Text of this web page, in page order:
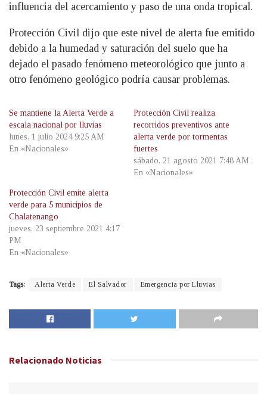
influencia del acercamiento y paso de una onda tropical.
Protección Civil dijo que este nivel de alerta fue emitido
debido a la humedad y saturación del suelo que ha
dejado el pasado fenómeno meteorológico que junto a
otro fenómeno geológico podría causar problemas.
Se mantiene la Alerta Verde a
escala nacional por lluvias
lunes, 1 julio 2024 9:25 AM
En «Nacionales»
Protección Civil realiza
recorridos preventivos ante
alerta verde por tormentas
fuertes
sábado, 21 agosto 2021 7:48 AM
En «Nacionales»
Protección Civil emite alerta
verde para 5 municipios de
Chalatenango
jueves, 23 septiembre 2021 4:17
PM
En «Nacionales»
Tags: Alerta Verde El Salvador Emergencia por Lluvias
Relacionado Noticias